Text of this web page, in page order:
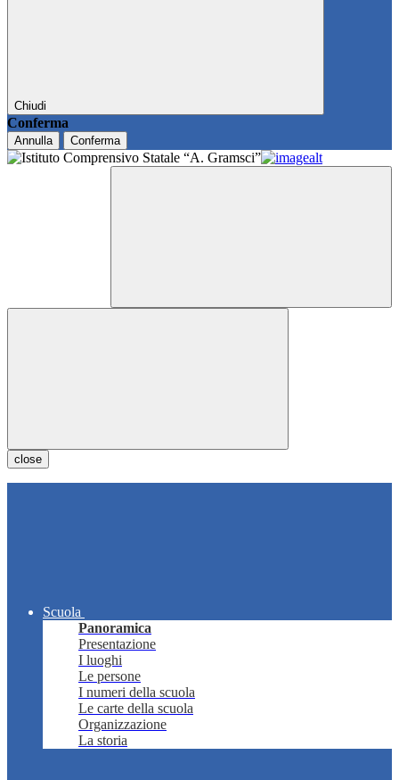
Chiudi
Conferma
Annulla Conferma
close
Scuola
Panoramica
Presentazione
I luoghi
Le persone
I numeri della scuola
Le carte della scuola
Organizzazione
La storia